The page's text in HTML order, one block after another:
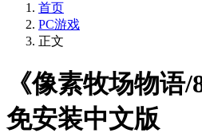
首页
PC游戏
正文
《像素牧场物语/
免安装中文版